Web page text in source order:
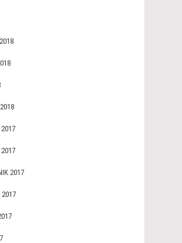
2017
2017
2017